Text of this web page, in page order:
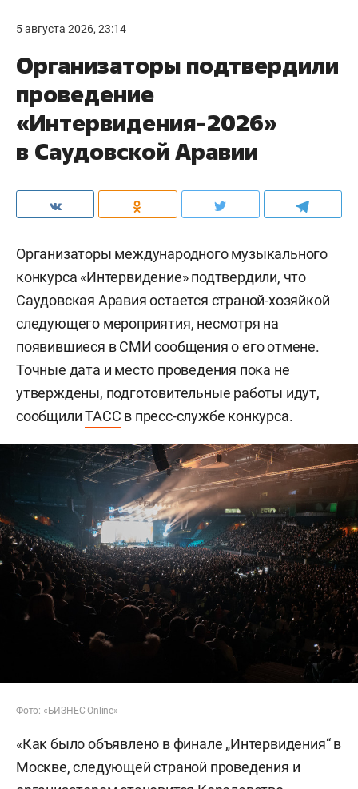
5 августа 2026, 23:14
Организаторы подтвердили
проведение
«Интервидения-2026»
в Саудовской Аравии
Организаторы международного музыкального
конкурса «Интервидение» подтвердили, что
Саудовская Аравия остается страной-хозяйкой
следующего мероприятия, несмотря на
появившиеся в СМИ сообщения о его отмене.
Точные дата и место проведения пока не
утверждены, подготовительные работы идут,
сообщилиТАСС в пресс-службе конкурса.
Фото: «БИЗНЕС Online»
«Как было объявлено в финале „Интервидения“ в
Москве, следующей страной проведения и